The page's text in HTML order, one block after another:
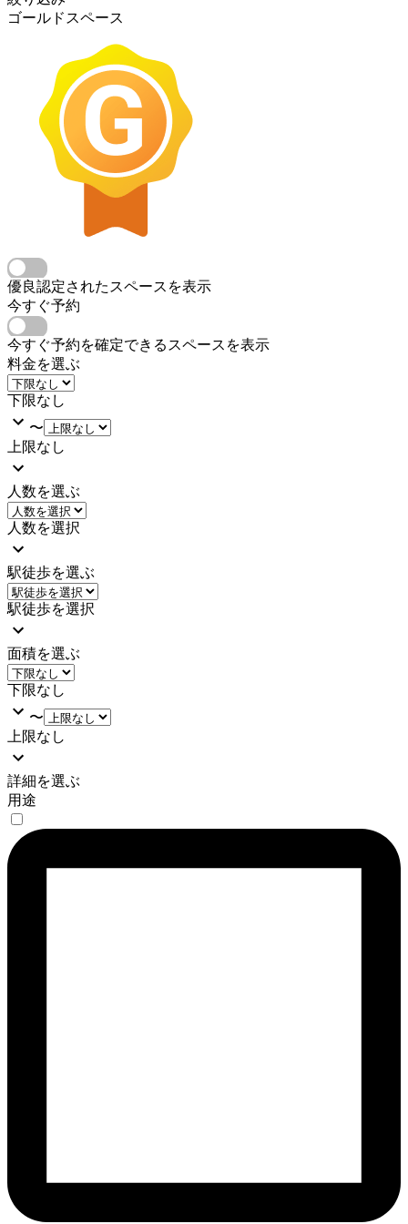
ゴールドスペース
優良認定されたスペースを表示
今すぐ予約
今すぐ予約を確定できるスペースを表示
料金を選ぶ
下限なし
〜
上限なし
人数を選ぶ
人数を選択
駅徒歩を選ぶ
駅徒歩を選択
面積を選ぶ
下限なし
〜
上限なし
詳細を選ぶ
用途